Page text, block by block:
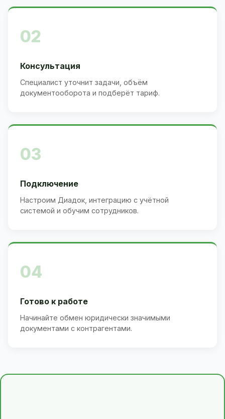
02
Консультация
Специалист уточнит задачи, объём
документооборота и подберёт тариф.
03
Подключение
Настроим Диадок, интеграцию с учётной
системой и обучим сотрудников.
04
Готово к работе
Начинайте обмен юридически значимыми
документами с контрагентами.